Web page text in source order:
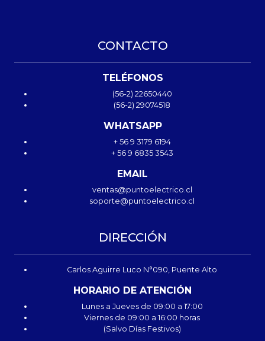
CONTACTO
TELÉFONOS
(56-2) 22650440
(56-2) 29074518
WHATSAPP
+ 56 9 3179 6194
+ 56 9 6835 3543
EMAIL
ventas@puntoelectrico.cl
soporte@puntoelectrico.cl
DIRECCIÓN
Carlos Aguirre Luco N°090, Puente Alto
HORARIO DE ATENCIÓN
Lunes a Jueves de 09:00 a 17:00
Viernes de 09:00 a 16:00 horas
(Salvo Días Festivos)